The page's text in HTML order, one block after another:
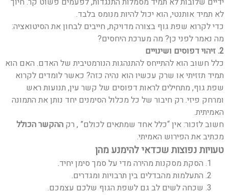
לא תמיד אותנטי, הוא יכול להיות מנומס בלבד.
כדי לקרוא שפת גוף בצורה מדויקת, חייבים לבחון את הסיטואציה:
מה נאמר לפני כן? מה מערכת היחסים?
2. זיהוי דפוסים ושינויים
כלל חשוב הוא להתייחס להתנהגות הנורמטיבית של האדם. האם הוא
תמיד תזזיתי או שרק עכשיו הוא נהיה כזה? כאשר לומדים לקרוא
שפת גוף, מתחילים לראות דפוסים של קשר עין, תנועות ראש
ומרחק פיזי. רק חיבור של כל מכלול הסימנים יחד נותן את התמונה
האמיתית.
חשוב לזכור: אין “כלל אחד שמתאים לכולם” , רק ההקשר הכולל
מכתיב את הפירוש האמיתי.
טעויות נפוצות שכדאי להימנע מהן
הסקת מסקנות מהירה מדי על סמך סימן יחיד.
התעלמות מהבדלים בין תרבויות ומגדרים.
שכחה לשים לב גם לשפת הגוף שלכם עצמכם.